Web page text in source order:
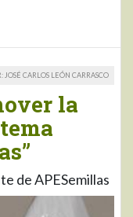
JOSÉ CARLOS LEÓN CARRASCO
la
de APESemillas